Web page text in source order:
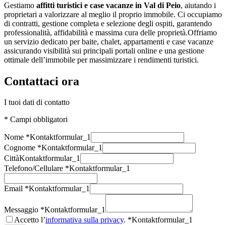
Gestiamo affitti turistici e case vacanze in Val di Peio, aiutando i
proprietari a valorizzare al meglio il proprio immobile. Ci occupiamo
di contratti, gestione completa e selezione degli ospiti, garantendo
professionalità, affidabilità e massima cura delle proprietà.Offriamo
un servizio dedicato per baite, chalet, appartamenti e case vacanze
assicurando visibilità sui principali portali online e una gestione
ottimale dell’immobile per massimizzare i rendimenti turistici.
Contattaci ora
I tuoi dati di contatto
* Campi obbligatori
Nome *Kontaktformular_1
Cognome *Kontaktformular_1
CittàKontaktformular_1
Telefono/Cellulare *Kontaktformular_1
Email *Kontaktformular_1
Messaggio *Kontaktformular_1
Accetto l’informativa sulla privacy. *Kontaktformular_1